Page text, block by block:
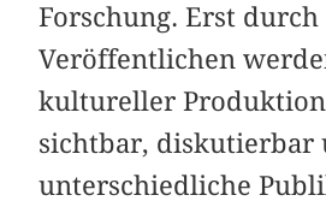
Forschung. Erst durch
Veröffentlichen
kultureller
sichtbar, diskutierbar
unterschiedliche